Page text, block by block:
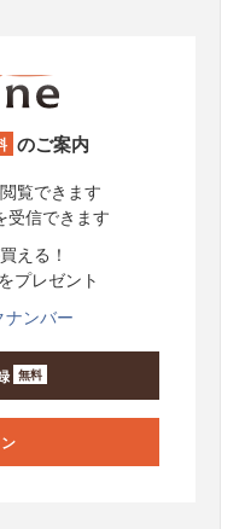
のご案内
覧できます
受信できます
える！
プレゼント
ナンバー
無料